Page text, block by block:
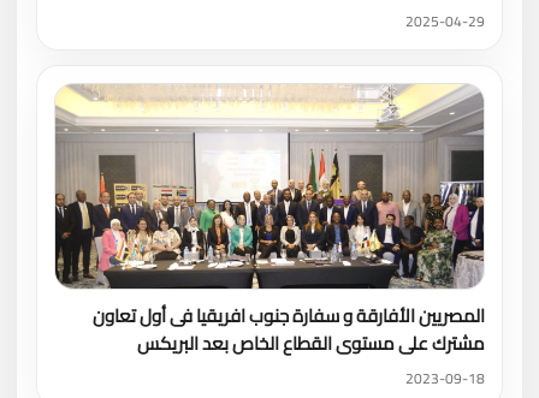
2025-04-29
المصريين الأفارقة و سفارة جنوب افريقيا فى أول تعاون
مشترك على مستوى القطاع الخاص بعد البريكس
2023-09-18